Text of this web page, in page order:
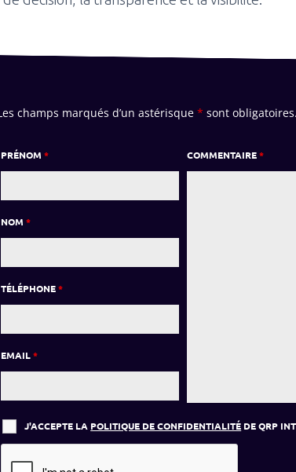
champs marqués d’un astérisque* sont
PRÉNOM*
NOM*
TÉLÉPHONE*
EMAIL*
COMMENTAIRE*
J'ACCEPTE LA POLITIQUE DE CONFIDENTIALITÉ DE QRP